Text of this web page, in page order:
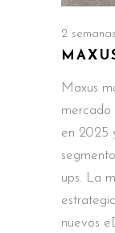
2
Maxus
mercado
en 2025
ups. La
nuevos